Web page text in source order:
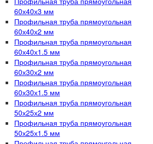
60х40х3 мм
Профильная труба прямоугольная
60х40х2 мм
Профильная труба прямоугольная
60х40х1.5 мм
Профильная труба прямоугольная
60х30х2 мм
Профильная труба прямоугольная
60х30х1.5 мм
Профильная труба прямоугольная
50х25х2 мм
Профильная труба прямоугольная
50х25х1.5 мм